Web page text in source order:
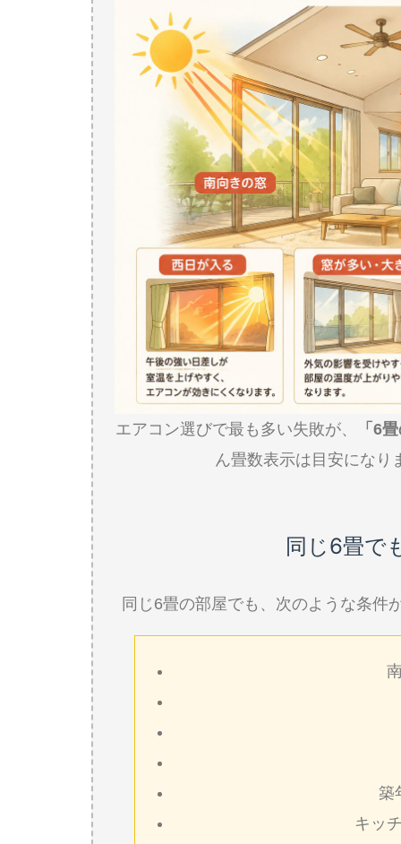
エアコン選びで最も多い失敗が、
「6
ん畳数表示は目安になり
同じ6畳で
同じ6畳の部屋でも、次のような条件
築
キッ